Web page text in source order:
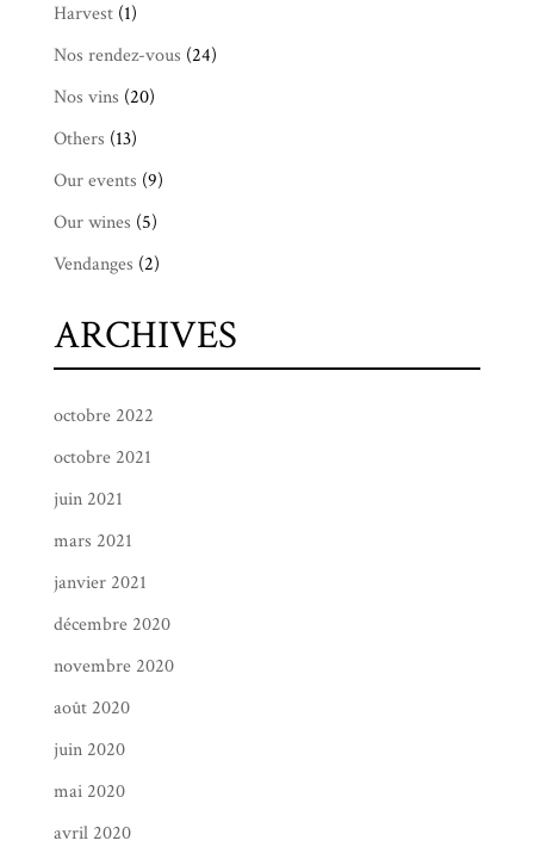
Harvest(1)
Nos rendez-vous (24)
Nos vins (20)
Others (13)
Our events (9)
Our wines (5)
Vendanges (2)
ARCHIVES
octobre 2022
octobre 2021
juin 2021
mars 2021
janvier 2021
décembre 2020
novembre 2020
août 2020
juin 2020
mai 2020
avril 2020